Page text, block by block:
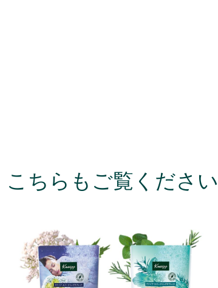
こちらもご覧ください